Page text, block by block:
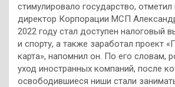
стимулировало государство, отметил
директор Корпорации МСП
2022 году стал доступен налоговый
и спорту, а также заработал проект
карта», напомнил он. По его словам,
уход иностранных компаний, после
освободившиеся ниши стали